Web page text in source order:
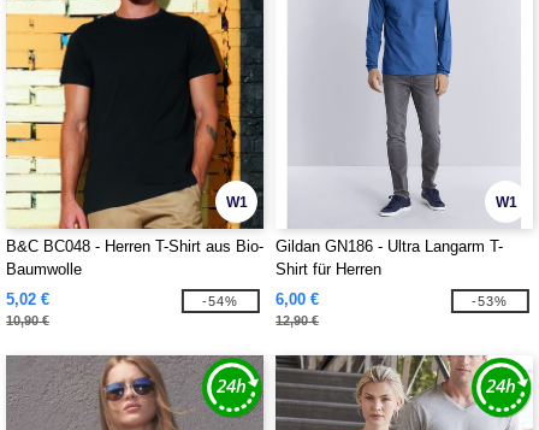
W1
B&C BC048 - Herren T-Shirt aus Bio-
Baumwolle
5,02 €
10,90 €
-54%
W1
Gildan GN186 - Ultra Langarm T-
Shirt für Herren
6,00 €
12,90 €
-53%